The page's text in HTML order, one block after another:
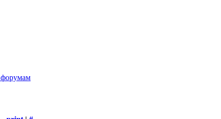
форумам